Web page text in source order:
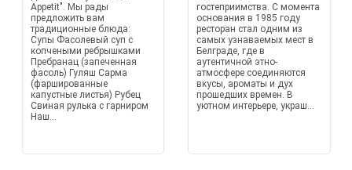
Appetit". Мы рады
предложить вам
традиционные блюда:
Супы Фасолевый суп с
копчеными ребрышками
Пребранац (запеченная
фасоль) Гуляш Сарма
(фаршированные
капустные листья) Рубец
Свиная рулька с гарниром
Наш...
гостеприимства. С момента
основания в 1985 году
ресторан стал одним из
самых узнаваемых мест в
Белграде, где в
аутентичной этно-
атмосфере соединяются
вкусы, ароматы и дух
прошедших времен. В
уютном интерьере, украш...